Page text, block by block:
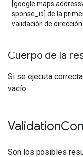
sponse_id] de la
validación de dirección.
Cuerpo de la
Si se ejecuta
vacío.
Validation
Son los posibles